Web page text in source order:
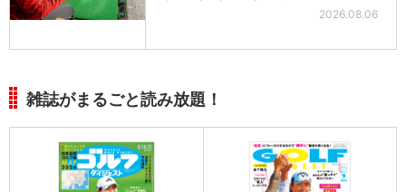
2026.08.06
雑誌がまるごと読み放題！